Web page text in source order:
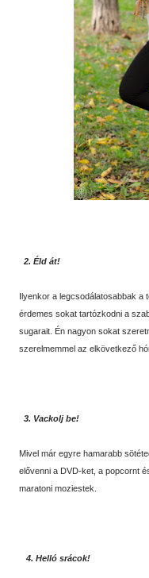
2. Éld át!
Ilyenkor a legcsodálatosabbak a
érdemes sokat tartózkodni a
sugarait. Én nagyon sokat
szerelmemmel az elkövetkező
3. Vackolj be!
Mivel már egyre hamarabb
elővenni a DVD-ket, a popcornt
maratoni moziestek.
4. Helló srácok!